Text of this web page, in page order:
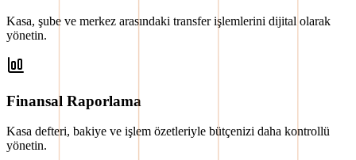
Kasa, şube ve merkez arasındaki transfer işlemlerini dijital olarak
yönetin.
Finansal Raporlama
Kasa defteri, bakiye ve işlem özetleriyle bütçenizi daha kontrollü
yönetin.